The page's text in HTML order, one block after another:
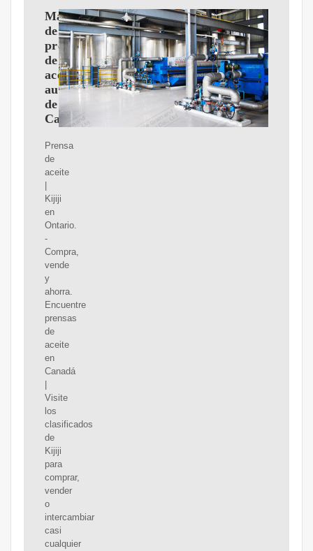
Máquina
de
prensado
de
aceite
automática
de
Canadá
Prensa
de
aceite
Kijiji
en
Ontario.
-
Compra,
vende
y
ahorra.
Encuentre
prensas
de
aceite
en
Canadá
Visite
los
clasificados
de
Kijiji
para
comprar,
vender
o
intercambiar
casi
cualquier